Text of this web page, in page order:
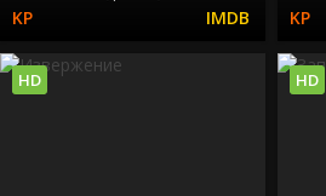
HD HD